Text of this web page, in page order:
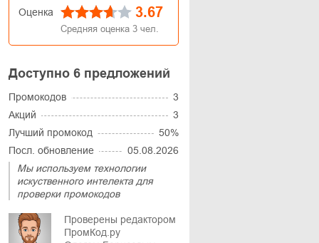
Оценка 3.67
Средняя оценка 3 чел.
Доступно 6 предложений
Промокодов
3
Акций
3
Лучший промокод
50%
Посл. обновление
05.08.2026
Мы используем технологии
искуственного интелекта для
проверки промокодов
Проверены редактором
ПромКод.ру